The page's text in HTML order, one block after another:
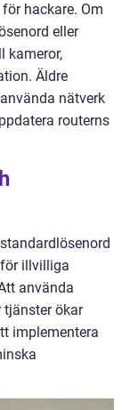
hackare. Om
eller
kameror,
Äldre
nätverk
routerns
illvilliga
använda
tjänster ökar
implementera